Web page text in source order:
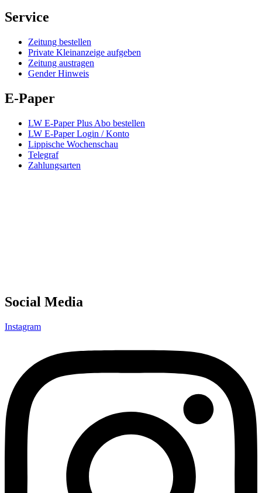
Service
Zeitung bestellen
Private Kleinanzeige aufgeben
Zeitung austragen
Gender Hinweis
E-Paper
LW E-Paper Plus Abo bestellen
LW E-Paper Login / Konto
Lippische Wochenschau
Telegraf
Zahlungsarten
Social Media
Instagram